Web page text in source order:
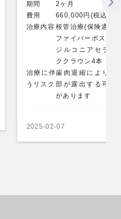
円(税込)
治療(保険適用)
イバーポスト4本
ルコニアセラミッ
ラウン4本
退縮により歯頚
が露出する可能性
費用
治療内
治療に
うリス